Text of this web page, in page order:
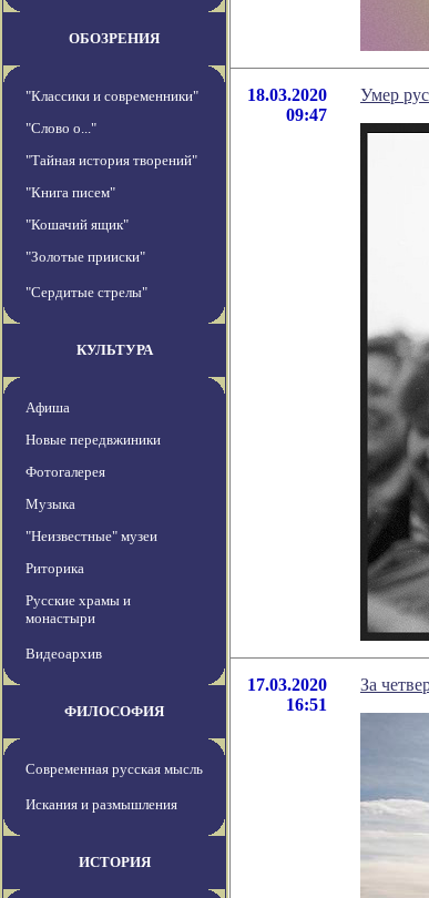
ОБОЗРЕНИЯ
"Классики и современники"
"Слово о..."
"Тайная история творений"
"Книга писем"
"Кошачий ящик"
"Золотые прииски"
"Сердитые стрелы"
КУЛЬТУРА
Афиша
Новые передвжиники
Фотогалерея
Музыка
"Неизвестные" музеи
Риторика
Русские храмы и
монастыри
Видеоархив
ФИЛОСОФИЯ
Современная русская мысль
Искания и размышления
ИСТОРИЯ
18.03.2020
09:47
Умер
17.03.2020
16:51
За